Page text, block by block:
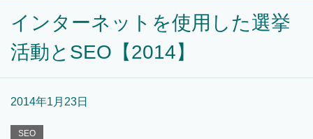
インターネットを使用した選挙
活動とSEO【2014】
2014年1月23日
SEO